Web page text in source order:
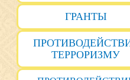
ГРАНТЫ
ТЕРРОРИЗМУ